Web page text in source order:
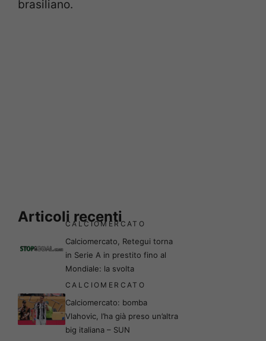
brasiliano.
Articoli recenti
CALCIOMERCATO
Calciomercato, Retegui torna
in Serie A in prestito fino al
Mondiale: la svolta
CALCIOMERCATO
Calciomercato: bomba
Vlahovic, l’ha già preso un’altra
big italiana – SUN